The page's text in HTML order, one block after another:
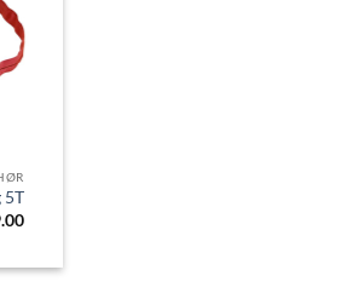
5T
Prisområde:
kr 629.00